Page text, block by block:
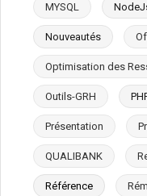
MYSQL
Nouveautés
Optimisation des
Outils-GRH
Présentation
QUALIBANK
Référence